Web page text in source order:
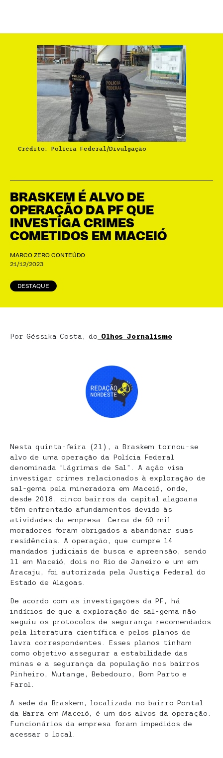
BRASKEM É ALVO DE
OPERAÇÃO DA PF QUE
INVESTIGA CRIMES
COMETIDOS EM MACEIÓ
MARCO ZERO CONTEÚDO
21/12/2023
DESTAQUE
Crédito: Polícia Federal/Divulgação
Por Géssika Costa, do Olhos Jornalismo
Nesta quinta-feira (21), a Braskem tornou-se
alvo de uma operação da Polícia Federal
denominada “Lágrimas de Sal”. A ação visa
investigar crimes relacionados à exploração de
sal-gema pela mineradora em Maceió, onde,
desde 2018, cinco bairros da capital alagoana
têm enfrentado afundamentos devido às
atividades da empresa. Cerca de 60 mil
moradores foram obrigados a abandonar suas
residências. A operação, que cumpre 14
mandados judiciais de busca e apreensão, sendo
11 em Maceió, dois no Rio de Janeiro e um em
Aracaju, foi autorizada pela Justiça Federal do
Estado de Alagoas.
De acordo com as investigações da PF, há
indícios de que a exploração de sal-gema não
seguiu os protocolos de segurança recomendados
pela literatura científica e pelos planos de
lavra correspondentes. Esses planos tinham
como objetivo assegurar a estabilidade das
minas e a segurança da população nos bairros
Pinheiro, Mutange, Bebedouro, Bom Parto e
Farol.
A sede da Braskem, localizada no bairro Pontal
da Barra em Maceió, é um dos alvos da operação.
Funcionários da empresa foram impedidos de
acessar o local.